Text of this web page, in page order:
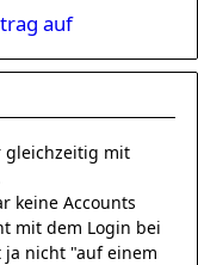
auf
gleichzeitig mit
keine Accounts
mit dem Login bei
ja nicht "auf einem